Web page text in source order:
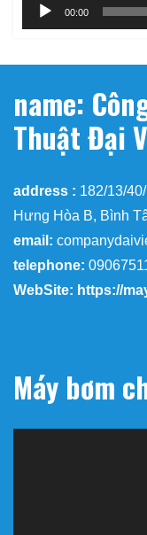
00:00
name:
Thuật Đại
address : 182/13/
Hưng Hòa B, Bình
email:
telephone:
WebSite: https://
Máy bơm